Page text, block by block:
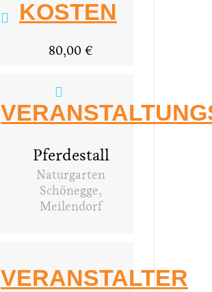
KOSTEN
80,00 €
Pferdestall
Naturgarten
Schönegge,
Meilendorf
VERANSTALTER